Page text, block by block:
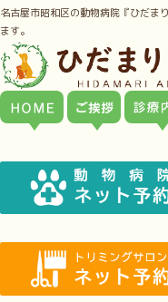
名古屋市昭和区の動物病院『ひだま
ます。